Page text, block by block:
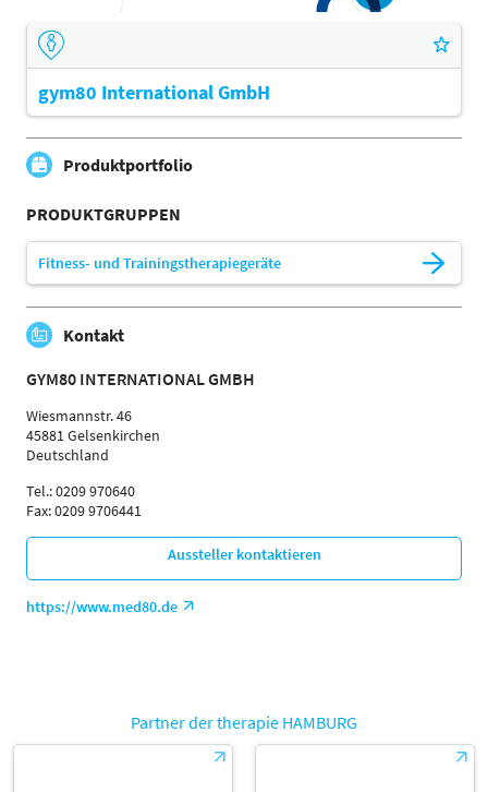
gym80 International GmbH
Produktportfolio
PRODUKTGRUPPEN
Fitness- und Trainingstherapiegeräte
Kontakt
GYM80 INTERNATIONAL GMBH
Wiesmannstr. 46
45881 Gelsenkirchen
Deutschland
Tel.: 0209 970640
Fax: 0209 9706441
Aussteller kontaktieren
https://www.med80.de
Partner der therapie HAMBURG